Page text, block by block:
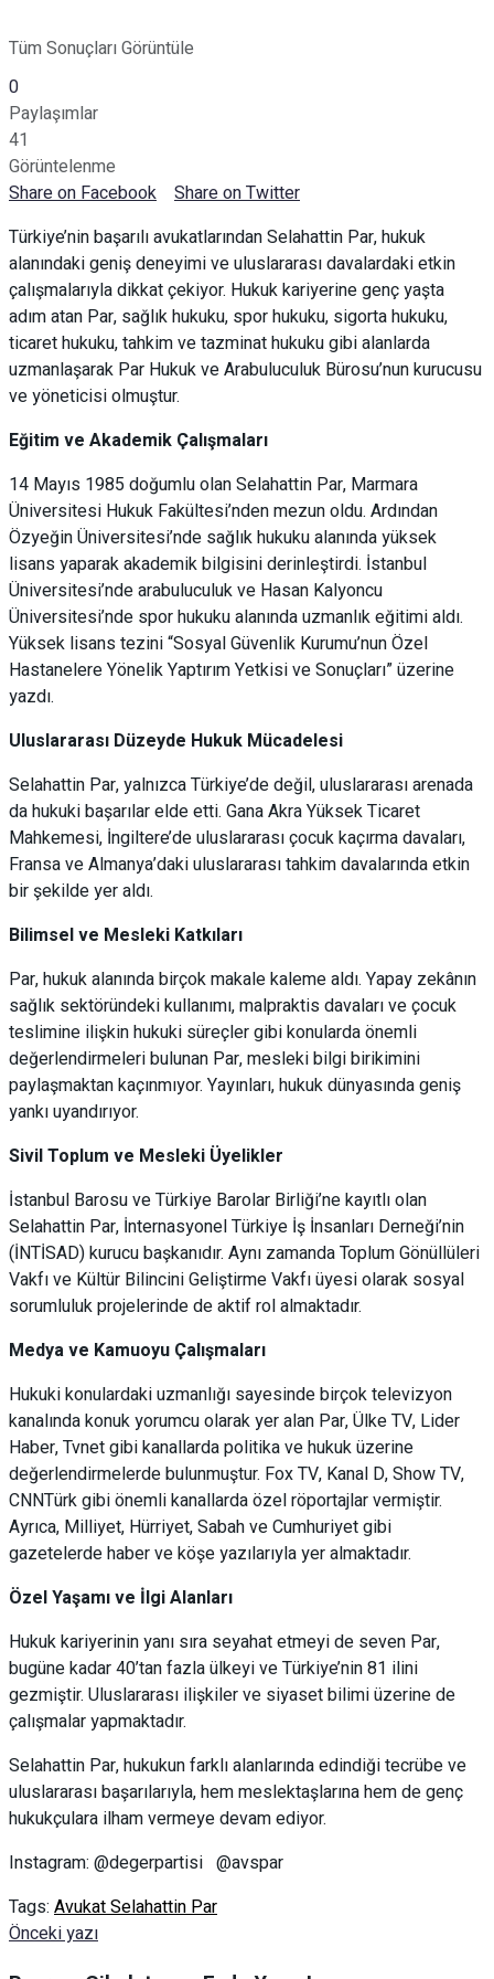
Tüm Sonuçları Görüntüle
0
Paylaşımlar
41
Görüntelenme
Share on Facebook
Share on Twitter
Türkiye’nin başarılı avukatlarından Selahattin Par, hukuk
alanındaki geniş deneyimi ve uluslararası davalardaki etkin
çalışmalarıyla dikkat çekiyor. Hukuk kariyerine genç yaşta
adım atan Par, sağlık hukuku, spor hukuku, sigorta hukuku,
ticaret hukuku, tahkim ve tazminat hukuku gibi alanlarda
uzmanlaşarak Par Hukuk ve Arabuluculuk Bürosu’nun kurucusu
ve yöneticisi olmuştur.
Eğitim ve Akademik Çalışmaları
14 Mayıs 1985 doğumlu olan Selahattin Par, Marmara
Üniversitesi Hukuk Fakültesi’nden mezun oldu. Ardından
Özyeğin Üniversitesi’nde sağlık hukuku alanında yüksek
lisans yaparak akademik bilgisini derinleştirdi. İstanbul
Üniversitesi’nde arabuluculuk ve Hasan Kalyoncu
Üniversitesi’nde spor hukuku alanında uzmanlık eğitimi aldı.
Yüksek lisans tezini “Sosyal Güvenlik Kurumu’nun Özel
Hastanelere Yönelik Yaptırım Yetkisi ve Sonuçları” üzerine
yazdı.
Uluslararası Düzeyde Hukuk Mücadelesi
Selahattin Par, yalnızca Türkiye’de değil, uluslararası arenada
da hukuki başarılar elde etti. Gana Akra Yüksek Ticaret
Mahkemesi, İngiltere’de uluslararası çocuk kaçırma davaları,
Fransa ve Almanya’daki uluslararası tahkim davalarında etkin
bir şekilde yer aldı.
Bilimsel ve Mesleki Katkıları
Par, hukuk alanında birçok makale kaleme aldı. Yapay zekânın
sağlık sektöründeki kullanımı, malpraktis davaları ve çocuk
teslimine ilişkin hukuki süreçler gibi konularda önemli
değerlendirmeleri bulunan Par, mesleki bilgi birikimini
paylaşmaktan kaçınmıyor. Yayınları, hukuk dünyasında geniş
yankı uyandırıyor.
Sivil Toplum ve Mesleki Üyelikler
İstanbul Barosu ve Türkiye Barolar Birliği’ne kayıtlı olan
Selahattin Par, İnternasyonel Türkiye İş İnsanları Derneği’nin
(İNTİSAD) kurucu başkanıdır. Aynı zamanda Toplum Gönüllüleri
Vakfı ve Kültür Bilincini Geliştirme Vakfı üyesi olarak sosyal
sorumluluk projelerinde de aktif rol almaktadır.
Medya ve Kamuoyu Çalışmaları
Hukuki konulardaki uzmanlığı sayesinde birçok televizyon
kanalında konuk yorumcu olarak yer alan Par, Ülke TV, Lider
Haber, Tvnet gibi kanallarda politika ve hukuk üzerine
değerlendirmelerde bulunmuştur. Fox TV, Kanal D, Show TV,
CNNTürk gibi önemli kanallarda özel röportajlar vermiştir.
Ayrıca, Milliyet, Hürriyet, Sabah ve Cumhuriyet gibi
gazetelerde haber ve köşe yazılarıyla yer almaktadır.
Özel Yaşamı ve İlgi Alanları
Hukuk kariyerinin yanı sıra seyahat etmeyi de seven Par,
bugüne kadar 40’tan fazla ülkeyi ve Türkiye’nin 81 ilini
gezmiştir. Uluslararası ilişkiler ve siyaset bilimi üzerine de
çalışmalar yapmaktadır.
Selahattin Par, hukukun farklı alanlarında edindiği tecrübe ve
uluslararası başarılarıyla, hem meslektaşlarına hem de genç
hukukçulara ilham vermeye devam ediyor.
Instagram: @degerpartisi @avspar
Tags: Avukat Selahattin Par
Önceki yazı